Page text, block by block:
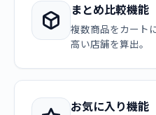
まとめ比較機能
複数商品をカート
高い店舗を算出。
お気に入り機能